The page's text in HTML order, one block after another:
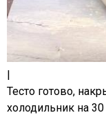
|
Тесто готово,
холодильник на 30